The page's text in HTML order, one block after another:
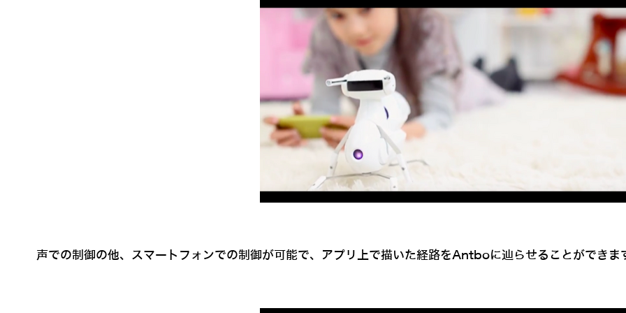
声での制御の他、スマートフォンでの制御が可能で、アプリ上で描いた経路をAntboに辿らせることができま